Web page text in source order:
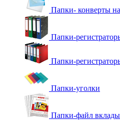
Папки- конверты
Папки-
Папки-
Папки-уголки
Папки-файл